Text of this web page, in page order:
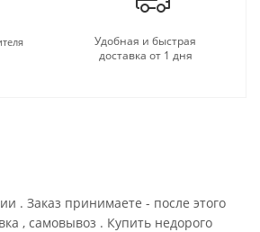
Удобная и быстрая
доставка от 1 дня
. Заказ принимаете - после этого
, самовывоз . Купить недорого